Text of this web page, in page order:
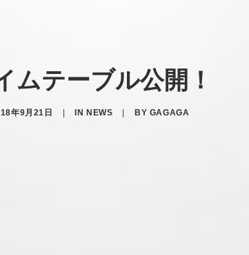
ムテーブル公開！
年9月21日 IN NEWS BY GAGAGA